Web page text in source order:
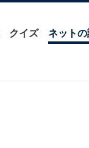
クイズ ネットの